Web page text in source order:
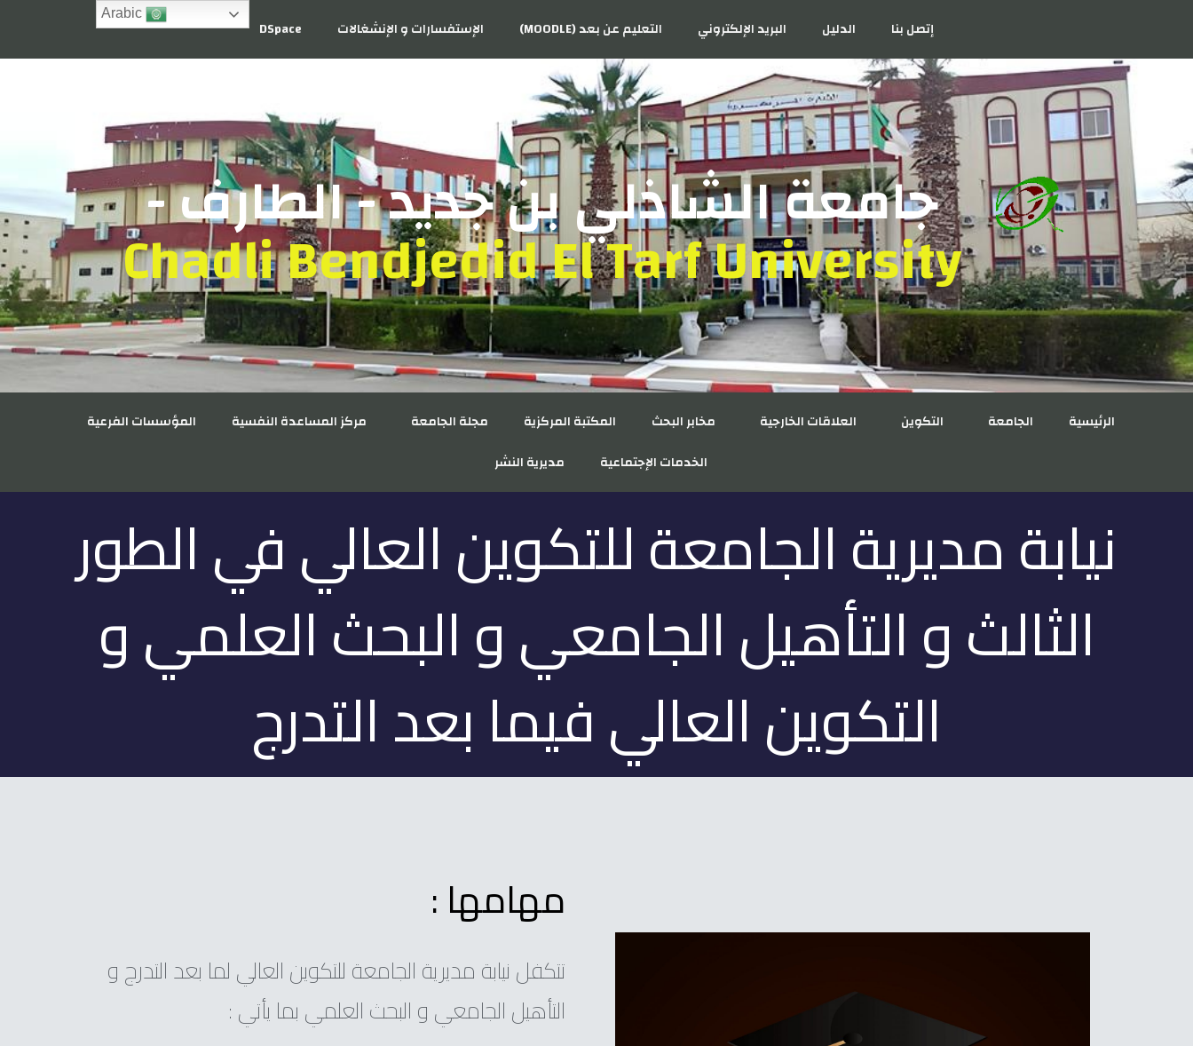
إتصل بنا الدليل البريد الإلكتروني التعليم عن بعد (MOODLE) الإستفسارات و الإنشغالات DSpace
جامعة الشاذلي بن جديد - الطارف -
Chadli Bendjedid El Tarf University
الرئيسية الجامعة التكوين العلاقات الخارجية مخابر البحث المكتبة المركزية مجلة الجامعة مركز المساعدة النفسية
المؤسسات الفرعية
الخدمات الإجتماعية
مديرية النشر
نيابة مديرية الجامعة للتكوين العالي في الطور
الثالث و التأهيل الجامعي و البحث العلمي و
التكوين العالي فيما بعد التدرج
مهامها :
تتكفل نيابة مديرية الجامعة للتكوين العالي لما بعد التدرج و
التأهيل الجامعي و البحث العلمي بما يأتي :
Arabic